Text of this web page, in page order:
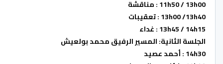
11h50 / 13h00 : مناقشة
13h00 /13h40 : تعقيبات
13h45 / 14h15 : غداء
الجلسة الثانية: المسير الرفيق محمد بولعيش
14h30 : أحمد عصيد